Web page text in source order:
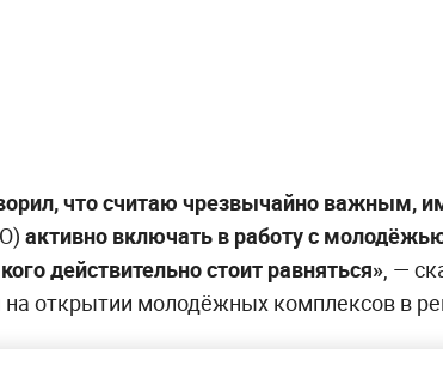
что считаю чрезвычайно важным,
активно включать в работу с
действительно стоит равняться», —
на открытии молодёжных комплексов в